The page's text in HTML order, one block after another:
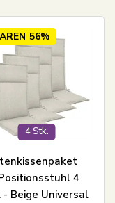
4 Stk.
56%
4
- Beige Universal